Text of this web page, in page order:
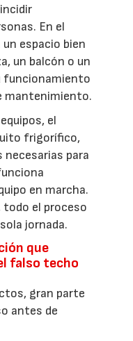
En el
espacio bien
un balcón o un
funcionamiento
mantenimiento.
el
frigorífico,
necesarias para
en marcha.
todo el proceso
jornada.
que
falso techo
gran parte
antes de